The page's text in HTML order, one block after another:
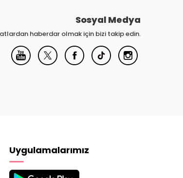
Sosyal Medya
haberdar olmak için bizi takip edin.
Uygulamalarımız